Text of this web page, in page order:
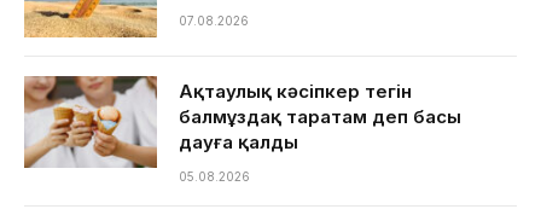
07.08.2026
Ақтаулық кәсіпкер тегін
балмұздақ таратам деп басы
дауға қалды
05.08.2026